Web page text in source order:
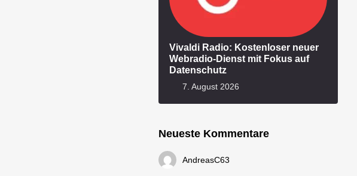
Vivaldi Radio: Kostenloser neuer
Webradio-Dienst mit Fokus auf
Datenschutz
7. August 2026
Neueste Kommentare
AndreasC63